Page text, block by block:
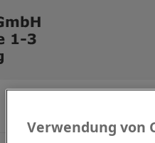
Verwendung von